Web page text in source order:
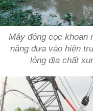
Máy đóng cọc
năng đưa vào hiện
lỏng địa chất